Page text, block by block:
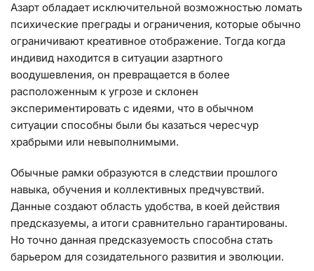
Азарт обладает исключительной возможностью ломать
психические преграды и ограничения, которые обычно
ограничивают креативное отображение. Тогда когда
индивид находится в ситуации азартного
воодушевления, он превращается в более
расположенным к угрозе и склонен
экспериментировать с идеями, что в обычном
ситуации способны были бы казаться чересчур
храбрыми или невыполнимыми.
Обычные рамки образуются в следствии прошлого
навыка, обучения и коллективных предчувствий.
Данные создают область удобства, в коей действия
предсказуемы, а итоги сравнительно гарантированы.
Но точно данная предсказуемость способна стать
барьером для созидательного развития и эволюции.